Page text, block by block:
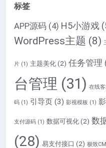
标签
APP源码 (4) H5小游戏
WordPress主题 (8)
片 (1) 主题美化 (2) 任务管理
台管理 (31) 在线
码 (1) 引导页 (3) 影视模板 (1)
支付源码 (1) 数据可视化 (2) 数
(28) 易支付接口 (2) 极致